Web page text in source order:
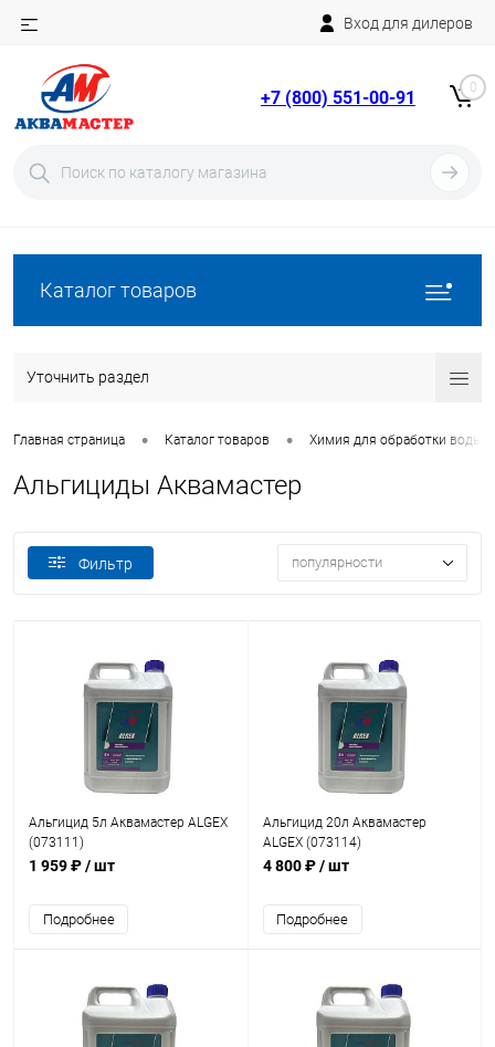
Вход для дилеров
+7 (800) 551-00-91 0
Каталог товаров
Уточнить раздел
Главная страница • Каталог товаров • Химия для обработки воды в
Альгициды Аквамастер
Фильтр популярности
Альгицид 5л Аквамастер ALGEX
(073111)
1 959 ₽/ шт
Подробнее
Альгицид 20л Аквамастер
ALGEX (073114)
4 800 ₽/ шт
Подробнее